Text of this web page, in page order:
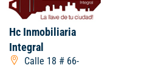
Hc Inmobiliaria
Integral
Calle 18 # 66-